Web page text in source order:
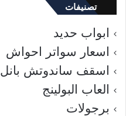
تصنيفات
ابواب حديد
اسعار سواتر احواش
اسقف ساندوتش بانل
العاب البولينج
برجولات